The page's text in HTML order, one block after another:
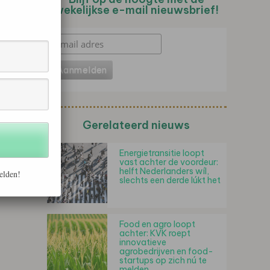
wekelijkse e-mail nieuwsbrief!
Gerelateerd nieuws
Energietransitie loopt
vast achter de voordeur:
helft Nederlanders wíl,
slechts een derde lúkt het
Food en agro loopt
achter: KVK roept
innovatieve
agrobedrijven en food-
startups op zich nú te